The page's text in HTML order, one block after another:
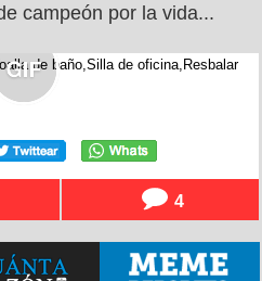
campeón por la vida...
4